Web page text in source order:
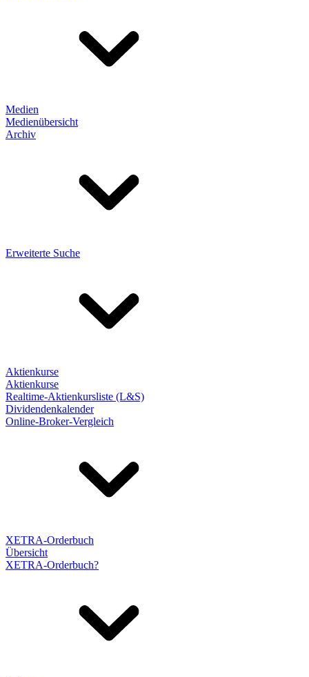
Medien
Medienübersicht
Archiv
Erweiterte Suche
Aktienkurse
Aktienkurse
Realtime-Aktienkursliste (L&S)
Dividendenkalender
Online-Broker-Vergleich
XETRA-Orderbuch
Übersicht
XETRA-Orderbuch?